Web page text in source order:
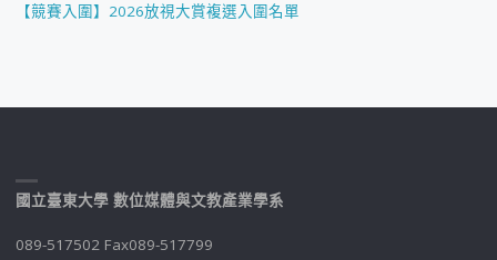
【競賽入圍】2026放視大賞複選入圍名單
國立臺東大學 數位媒體與文教產業學系
089-517502 Fax089-517799